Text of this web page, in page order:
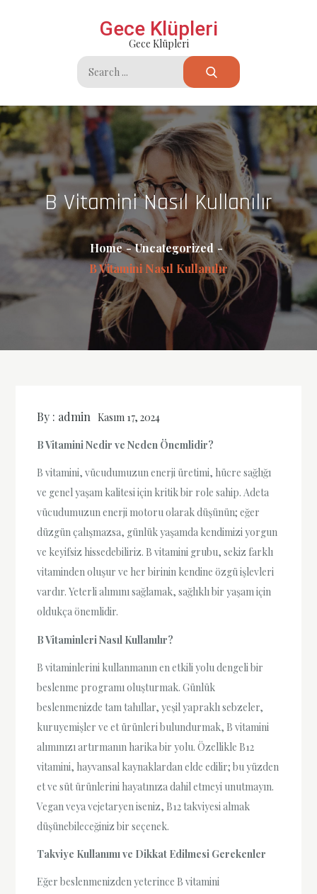
Gece Klüpleri
Gece Klüpleri
Search
for:
B Vitamini Nasıl Kullanılır
Home
Uncategorized
B Vitamini Nasıl Kullanılır
By : admin Kasım 17, 2024
B Vitamini Nedir ve Neden Önemlidir?
B vitamini, vücudumuzun enerji üretimi, hücre sağlığı
ve genel yaşam kalitesi için kritik bir role sahip. Adeta
vücudumuzun enerji motoru olarak düşünün; eğer
düzgün çalışmazsa, günlük yaşamda kendimizi yorgun
ve keyifsiz hissedebiliriz. B vitamini grubu, sekiz farklı
vitaminden oluşur ve her birinin kendine özgü işlevleri
vardır. Yeterli alımını sağlamak, sağlıklı bir yaşam için
oldukça önemlidir.
B Vitaminleri Nasıl Kullanılır?
B vitaminlerini kullanmanın en etkili yolu dengeli bir
beslenme programı oluşturmak. Günlük
beslenmenizde tam tahıllar, yeşil yapraklı sebzeler,
kuruyemişler ve et ürünleri bulundurmak, B vitamini
alımınızı artırmanın harika bir yolu. Özellikle B12
vitamini, hayvansal kaynaklardan elde edilir; bu yüzden
et ve süt ürünlerini hayatınıza dahil etmeyi unutmayın.
Vegan veya vejetaryen iseniz, B12 takviyesi almak
düşünebileceğiniz bir seçenek.
Takviye Kullanımı ve Dikkat Edilmesi Gerekenler
Eğer beslenmenizden yeterince B vitamini